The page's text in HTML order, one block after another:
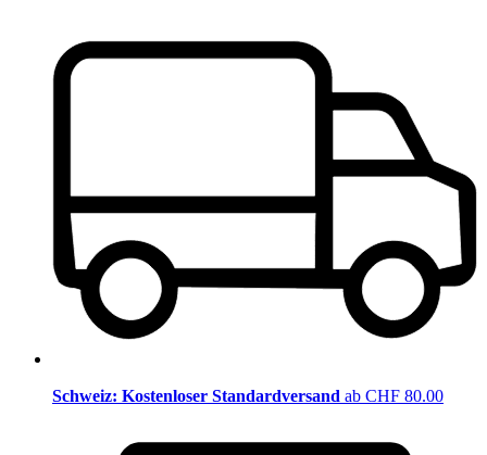
Schweiz: Kostenloser Standardversand ab CHF 80.00